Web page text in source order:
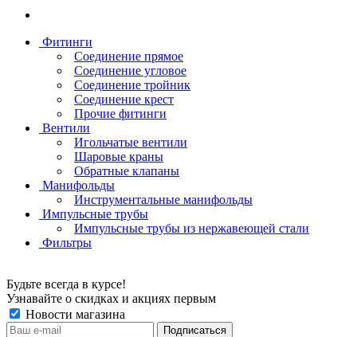
Фитинги
Соединение прямое
Соединение угловое
Соединение тройник
Соединение крест
Прочие фитинги
Вентили
Игольчатые вентили
Шаровые краны
Обратные клапаны
Манифольды
Инструментальные манифольды
Импульсные трубы
Импульсные трубы из нержавеющей стали
Фильтры
Будьте всегда в курсе!
Узнавайте о скидках и акциях первым
Новости магазина